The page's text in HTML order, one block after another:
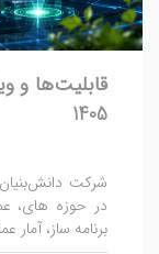
قابلیت‌ها و
1405
در حوزه ‌های،
برنامه ساز، آمار